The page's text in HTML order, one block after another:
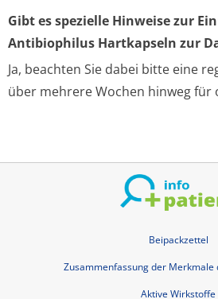
Gibt es spezielle Hinweise zur
Antibiophilus Hartkapseln zur
Ja, beachten Sie dabei bitte eine
über mehrere Wochen hinweg für
Beipackzettel
Zusammenfassung der Merkmale
Aktive Wirkstoffe